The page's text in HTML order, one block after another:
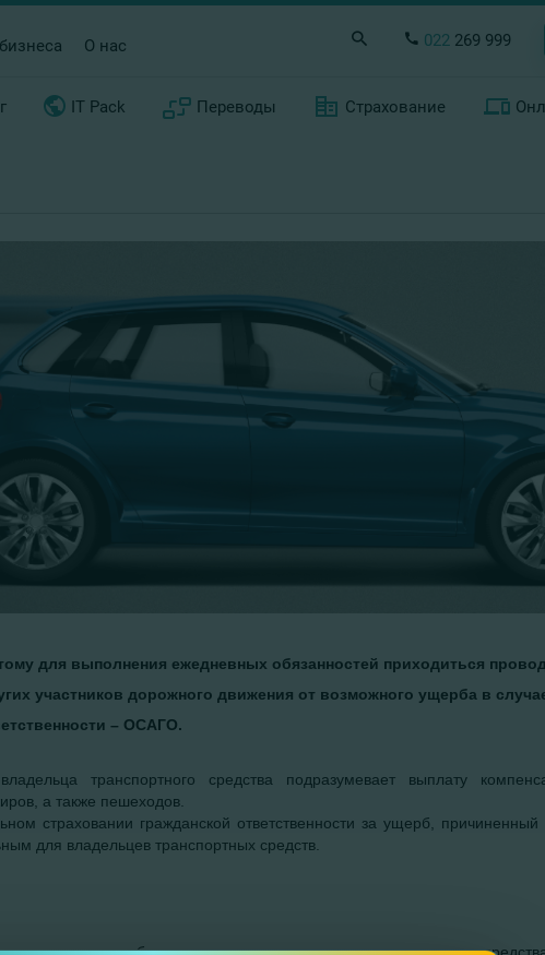
О нас 022 269 999
IT Pack Переводы Страхование
для выполнения ежедневных обязанностей приходиться
участников дорожного движения от возможного ущерба в
– ОСАГО.
владельца транспортного средства подразумевает выплату
а также пешеходов.
страховании гражданской ответственности за ущерб,
для владельцев транспортных средств.